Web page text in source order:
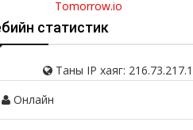
статистик
Таны IP хаяг:
Онлайн